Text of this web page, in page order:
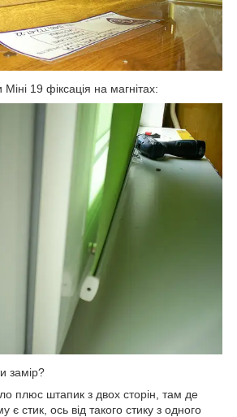
19 фіксація на магнітах:
замір?
плюс штапик з двох сторін, там де
є стик, ось від такого стику з одного